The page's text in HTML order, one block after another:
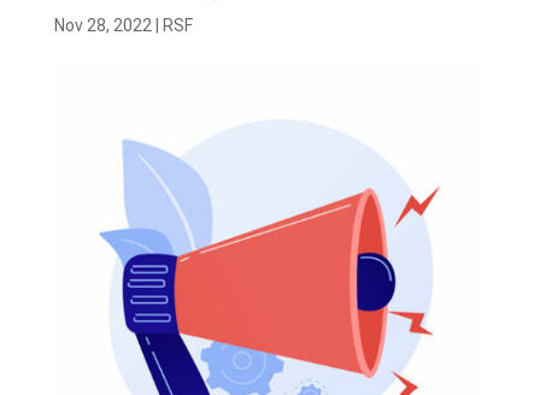
Nov 28, 2022| RSF